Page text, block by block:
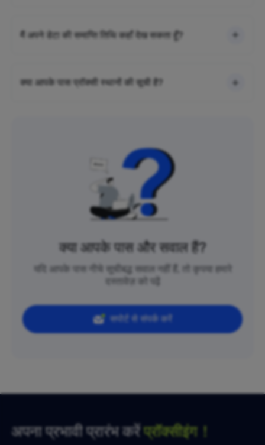
मैं अपने डेटा की समाप्ति तिथि कहाँ देख सकता हूँ?
क्या आपके पास प्रॉक्सी स्थानों की सूची है?
क्या आपके पास और सवाल हैं?
यदि आपके पास नीचे सूचीबद्ध सवाल नहीं हैं, तो कृपया हमारे
दस्तावेज़ को पढ़ें
सपोर्ट से संपर्क करें
अपना प्रभावी प्रारंभ करेंप्रॉक्सीइंग！